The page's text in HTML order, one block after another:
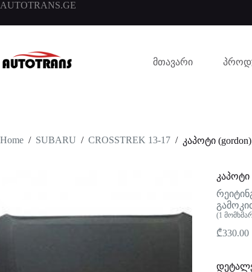
AUTOTRANS.GE
მთავარი
Home / SUBARU / CROSSTREK 13-17 / კაპოტი (gordon)
კაპოტი
(1
₾330.00